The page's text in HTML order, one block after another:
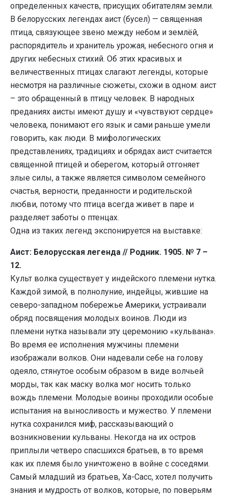
определенных качеств, присущих обитателям земли.
В белорусских легендах аист (бусел) — священная
птица, связующее звено между небом и землёй,
распорядитель и хранитель урожая, небесного огня и
других небесных стихий. Об этих красивых и
величественных птицах слагают легенды, которые
несмотря на различные сюжеты, схожи в одном: аист
– это обращенный в птицу человек. В народных
преданиях аисты имеют душу и «чувствуют сердце»
человека, понимают его язык и сами раньше умели
говорить, как люди. В мифологических
представлениях, традициях и обрядах аист считается
священной птицей и оберегом, который отгоняет
злые силы, а также является символом семейного
счастья, верности, преданности и родительской
любви, потому что птица всегда живет в паре и
разделяет заботы о птенцах.
Одна из таких легенд экспонируется на выставке:
Аист: Белорусская легенда // Родник. 1905. № 7 –
12.
Культ волка существует у индейского племени нутка.
Каждой зимой, в полнолуние, индейцы, жившие на
северо-западном побережье Америки, устраивали
обряд посвящения молодых воинов. Люди из
племени нутка называли эту церемонию «кульвана».
Во время ее исполнения мужчины племени
изображали волков. Они надевали себе на голову
одеяло, стянутое особым образом в виде волчьей
морды, так как маску волка мог носить только
вождь племени. Молодые воины проходили особые
испытания на выносливость и мужество. У племени
нутка сохранился миф, рассказывающий о
возникновении кульваны. Некогда на их остров
приплыли четверо спасшихся братьев, в то время
как их племя было уничтожено в войне с соседями.
Самый младший из братьев, Ха-Сасс, хотел получить
знания и мудрость от волков, которые, по поверьям